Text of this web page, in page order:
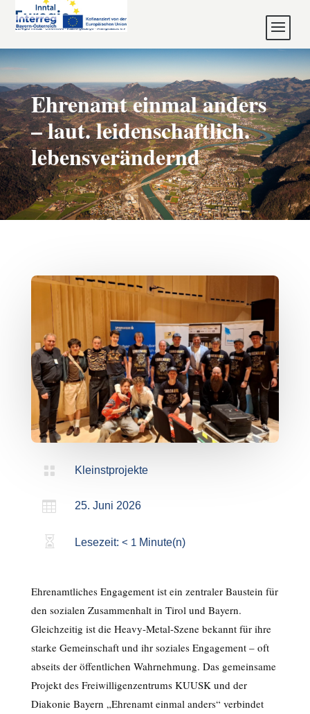
Ehrenamt einmal anders
– laut. leidenschaftlich.
lebensverändernd
 Kleinstprojekte
 25. Juni 2026
 Lesezeit: < 1 Minute(n)
Ehrenamtliches Engagement ist ein zentraler Baustein für
den sozialen Zusammenhalt in Tirol und Bayern.
Gleichzeitig ist die Heavy-Metal-Szene bekannt für ihre
starke Gemeinschaft und ihr soziales Engagement – oft
abseits der öffentlichen Wahrnehmung. Das gemeinsame
Projekt des Freiwilligenzentrums KUUSK und der
Diakonie Bayern „Ehrenamt einmal anders“ verbindet